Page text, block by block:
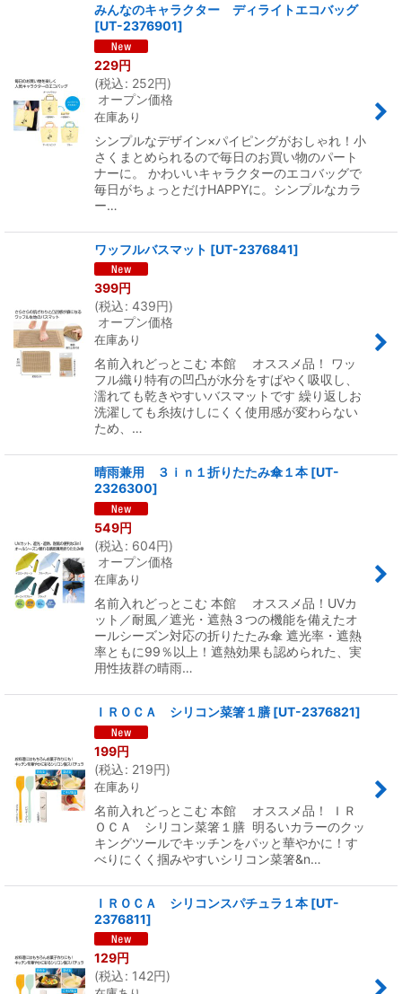
みんなのキャラクター ディライトエコバッグ
[UT-2376901]
229円
(税込: 252円)
オープン価格
在庫あり
シンプルなデザイン×パイピングがおしゃれ！小
さくまとめられるので毎日のお買い物のパート
ナーに。 かわいいキャラクターのエコバッグで
毎日がちょっとだけHAPPYに。シンプルなカラ
ー…
ワッフルバスマット [UT-2376841]
399円
(税込: 439円)
オープン価格
在庫あり
名前入れどっとこむ 本館 オススメ品！ ワッ
フル織り特有の凹凸が水分をすばやく吸収し、
濡れても乾きやすいバスマットです 繰り返しお
洗濯しても糸抜けしにくく使用感が変わらない
ため、…
晴雨兼用 ３ｉｎ１折りたたみ傘１本 [UT-
2326300]
549円
(税込: 604円)
オープン価格
在庫あり
名前入れどっとこむ 本館 オススメ品！UVカ
ット／耐風／遮光・遮熱３つの機能を備えたオ
ールシーズン対応の折りたたみ傘 遮光率・遮熱
率ともに99％以上！遮熱効果も認められた、実
用性抜群の晴雨…
ＩＲＯＣＡ シリコン菜箸１膳 [UT-2376821]
199円
(税込: 219円)
在庫あり
名前入れどっとこむ 本館 オススメ品！ ＩＲ
ＯＣＡ シリコン菜箸１膳 明るいカラーのクッ
キングツールでキッチンをパッと華やかに！す
べりにくく掴みやすいシリコン菜箸&n…
ＩＲＯＣＡ シリコンスパチュラ１本 [UT-
2376811]
129円
(税込: 142円)